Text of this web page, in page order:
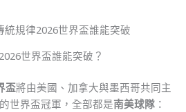
世界盃誰能突破？
盃將由美國、加拿大與墨西哥共同主
世界盃冠軍，全部都是南美球隊 ：